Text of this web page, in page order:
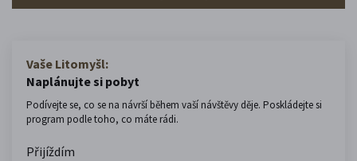
Vaše Litomyšl:
Naplánujte si pobyt
Podívejte se, co se na návrší během vaší návštěvy děje. Poskládejte si
program podle toho, co máte rádi.
Přijíždím